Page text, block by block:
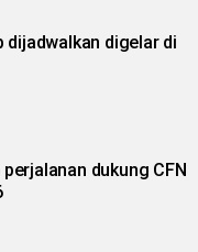
dijadwalkan digelar di
dukung CFN